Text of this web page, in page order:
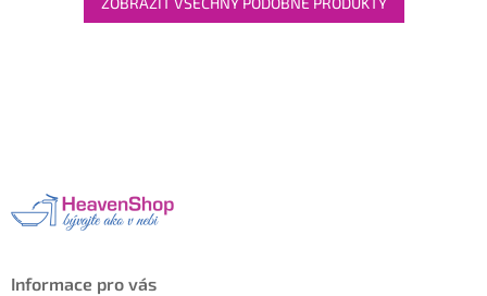
Informace pro vás